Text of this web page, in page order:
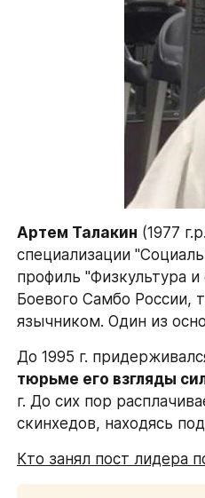
Артем Талакин (1977
специализации
профиль "Физкультура
Боевого Самбо России,
язычником. Один из
До 1995 г.
тюрьме его взгляды
г. До сих пор
скинхедов, находясь
Кто занял пост лидера